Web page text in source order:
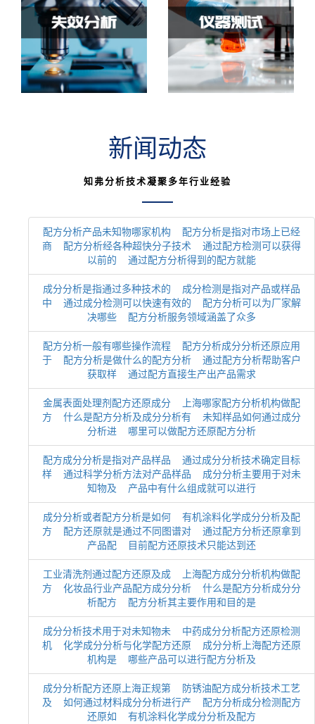
异物分析等。根据失效
模式和现象，通过分析
和验证，模拟重现失效
的现象，找出原因。
大型仪器测试，提供元
素离子测试、微区测
试、理化性能、有机
物、无机物等常规测
试。
新闻动态
知弗分析技术凝聚多年行业经验
配方分析产品未知物哪家机构
配方分析是指对市场上已经
商
配方分析经各种超快分子技术
通过配方检测可以获得
以前的
通过配方分析得到的配方就能
成分分析是指通过多种技术的
成分检测是指对产品或样品
中
通过成分检测可以快速有效的
配方分析可以为厂家解
决哪些
配方分析服务领域涵盖了众多
配方分析一般有哪些操作流程
配方分析成分分析还原应用
于
配方分析是做什么的配方分析
通过配方分析帮助客户
获取样
通过配方直接生产出产品需求
金属表面处理剂配方还原成分
上海哪家配方分析机构做配
方
什么是配方分析及成分分析有
未知样品如何通过成分
分析进
哪里可以做配方还原配方分析
配方成分分析是指对产品样品
通过成分分析技术确定目标
样
通过科学分析方法对产品样品
成分分析主要用于对未
知物及
产品中有什么组成就可以进行
成分分析或者配方分析是如何
有机涂料化学成分分析及配
方
配方还原就是通过不同图谱对
通过配方分析还原拿到
产品配
目前配方还原技术只能达到还
工业清洗剂通过配方还原及成
上海配方成分分析机构做配
方
化妆品行业产品配方成分分析
什么是配方分析成分分
析配方
配方分析其主要作用和目的是
成分分析技术用于对未知物未
中药成分分析配方还原检测
机
化学成分分析与化学配方还原
成分分析上海配方还原
机构是
哪些产品可以进行配方分析及
成分分析配方还原上海正规第
防锈油配方成分析技术工艺
及
如何通过材料成分分析进行产
配方分析成分检测配方
还原如
有机涂料化学成分分析及配方